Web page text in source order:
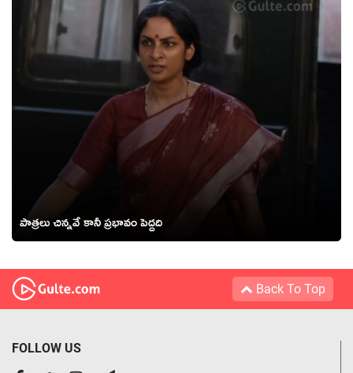
పాత్రలు చిన్నవే కానీ ప్రభావం పెద్దది
Back To Top
FOLLOW US